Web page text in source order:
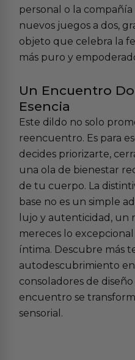
personal o la
nuevos juegos a dos,
objeto que celebra la
más puro y
Un Encuentro
Esencia
Este dildo no solo
reencuentro. Es para
decides priorizarte,
una ola de bienestar
de tu cuerpo. La
base no es un simple
lujo y autenticidad, un
mereces lo
íntima. Descubre más
autodescubrimiento
consoladores de diseño
encuentro se
sensorial.